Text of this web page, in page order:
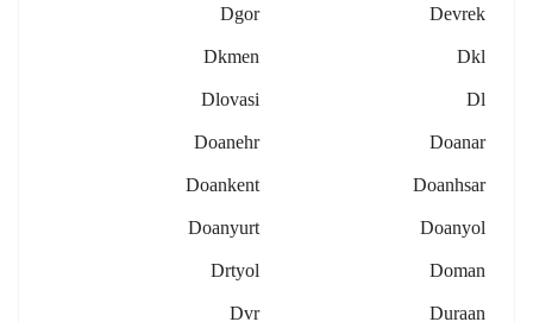
Devrek
Dgor
Dkl
Dkmen
Dl
Dlovasi
Doanar
Doanehr
Doanhsar
Doankent
Doanyol
Doanyurt
Doman
Drtyol
Duraan
Dvr